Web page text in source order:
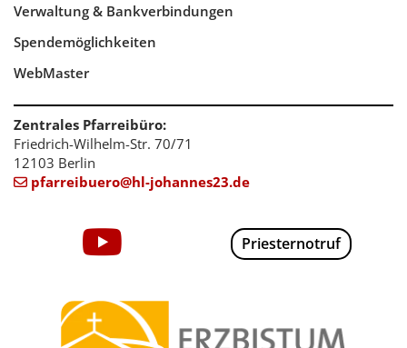
Verwaltung & Bankverbindungen
Spendemöglichkeiten
WebMaster
Zentrales Pfarreibüro:
Friedrich-Wilhelm-Str. 70/71
12103 Berlin
 pfarreibuero@hl-johannes23.de
Priesternotruf